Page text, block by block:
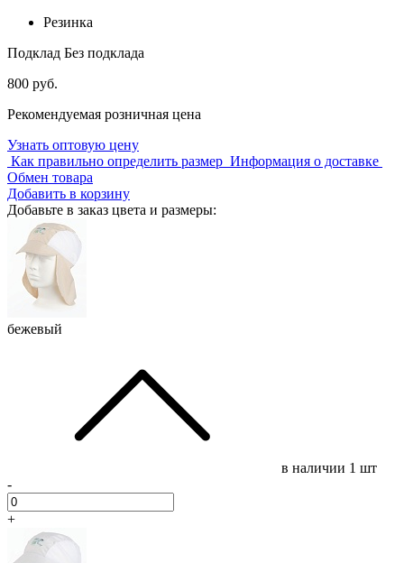
Резинка
Подклад Без подклада
800 руб.
Рекомендуемая розничная цена
Узнать оптовую цену
Как правильно определить размер Информация о доставке
Обмен товара
Добавить в корзину
Добавьте в заказ цвета и размеры:
бежевый
в наличии 1 шт
-
+